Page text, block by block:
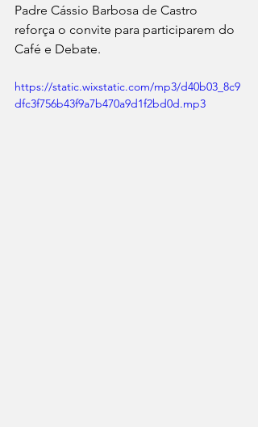
Padre Cássio Barbosa de Castro
reforça o convite para participarem do
Café e Debate.
https://static.wixstatic.com/mp3/d40b03_8c9
dfc3f756b43f9a7b470a9d1f2bd0d.mp3